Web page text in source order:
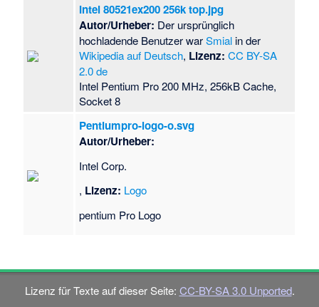
Intel 80521ex200 256k top.jpg
Autor/Urheber: Der ursprünglich
hochladende Benutzer warSmial in der
Wikipedia auf Deutsch, Lizenz: CC BY-SA
2.0 de
Intel Pentium Pro 200 MHz, 256kB Cache,
Socket 8
Pentiumpro-logo-o.svg
Autor/Urheber:
Intel Corp.
, Lizenz: Logo
pentium Pro Logo
Lizenz für Texte auf dieser Seite: CC-BY-SA 3.0 Unported.